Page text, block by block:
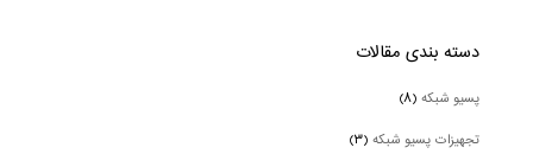
دسته بندی‌ مقالات
پسیو شبکه(۸)
تجهیزات پسیو شبکه(۳)